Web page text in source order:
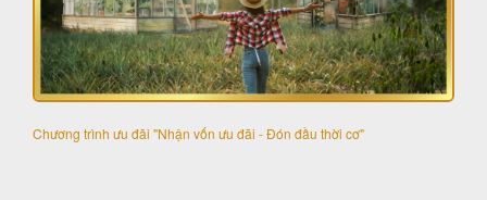
Chương trình ưu đãi "Nhận vốn ưu đãi - Đón đầu thời cơ"